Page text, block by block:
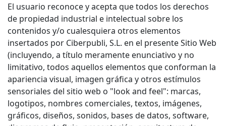
El usuario reconoce y acepta que todos los derechos
de propiedad industrial e intelectual sobre los
contenidos y/o cualesquiera otros elementos
insertados por Ciberpubli, S.L. en el presente Sitio Web
(incluyendo, a título meramente enunciativo y no
limitativo, todos aquellos elementos que conforman la
apariencia visual, imagen gráfica y otros estímulos
sensoriales del sitio web o "look and feel": marcas,
logotipos, nombres comerciales, textos, imágenes,
gráficos, diseños, sonidos, bases de datos, software,